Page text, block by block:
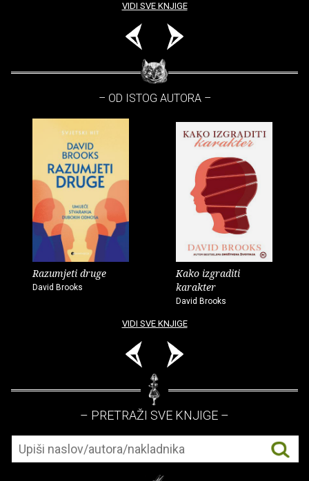
VIDI SVE KNJIGE
– OD ISTOG AUTORA –
Razumjeti druge
David Brooks
Kako izgraditi
karakter
David Brooks
VIDI SVE KNJIGE
– PRETRAŽI SVE KNJIGE –